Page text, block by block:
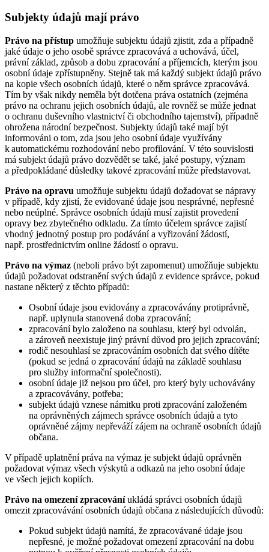
Subjekty údajů mají právo
Právo na přístup umožňuje subjektu údajů zjistit, zda a případně
jaké údaje o jeho osobě správce zpracovává a uchovává, účel,
právní základ, způsob a dobu zpracování a příjemcích, kterým jsou
osobní údaje zpřístupněny. Stejně tak má každý subjekt údajů právo
na kopie všech osobních údajů, které o něm správce zpracovává.
Tím by však nikdy neměla být dotčena práva ostatních (zejména
právo na ochranu jejich osobních údajů, ale rovněž se může jednat
o ochranu duševního vlastnictví či obchodního tajemství), případně
ohrožena národní bezpečnost. Subjekty údajů také mají být
informováni o tom, zda jsou jeho osobní údaje využívány
k automatickému rozhodování nebo profilování. V této souvislosti
má subjekt údajů právo dozvědět se také, jaké postupy, význam
a předpokládané důsledky takové zpracování může představovat.
Právo na opravu umožňuje subjektu údajů dožadovat se nápravy
v případě, kdy zjistí, že evidované údaje jsou nesprávné, nepřesné
nebo neúplné. Správce osobních údajů musí zajistit provedení
opravy bez zbytečného odkladu. Za tímto účelem správce zajistí
vhodný jednotný postup pro podávání a vyřizování žádostí,
např. prostřednictvím online žádostí o opravu.
Právo na výmaz (neboli právo být zapomenut) umožňuje subjektu
údajů požadovat odstranění svých údajů z evidence správce, pokud
nastane některý z těchto případů:
Osobní údaje jsou evidovány a zpracovávány protiprávně,
např. uplynula stanovená doba zpracování;
zpracování bylo založeno na souhlasu, který byl odvolán,
a zároveň neexistuje jiný právní důvod pro jejich zpracování;
rodič nesouhlasí se zpracováním osobních dat svého dítěte
(pokud se jedná o zpracování údajů na základě souhlasu
pro služby informační společnosti).
osobní údaje již nejsou pro účel, pro který byly uchovávány
a zpracovávány, potřeba;
subjekt údajů vznese námitku proti zpracování založeném
na oprávněných zájmech správce osobních údajů a tyto
oprávněné zájmy nepřeváží zájem na ochraně osobních údajů
občana.
V případě uplatnění práva na výmaz je subjekt údajů oprávněn
požadovat výmaz všech výskytů a odkazů na jeho osobní údaje
ve všech jejich kopiích.
Právo na omezení zpracováníukládá správci osobních údajů
omezit zpracovávání osobních údajů občana z následujících důvodů:
Pokud subjekt údajů namítá, že zpracovávané údaje jsou
nepřesné, je možné požadovat omezení zpracování na dobu